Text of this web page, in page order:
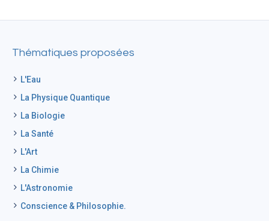
Thématiques proposées
L'Eau
La Physique Quantique
La Biologie
La Santé
L'Art
La Chimie
L'Astronomie
Conscience & Philosophie.